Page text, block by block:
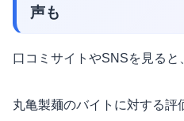
声も
口コミサイトやSNSを見ると
丸亀製麺のバイトに対する